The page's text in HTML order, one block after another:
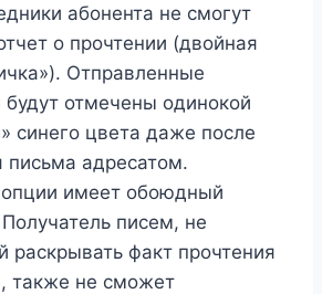
абонента не смогут
о прочтении (двойная
Отправленные
отмечены одинокой
синего цвета даже после
письма адресатом.
имеет обоюдный
писем, не
факт прочтения
также не сможет